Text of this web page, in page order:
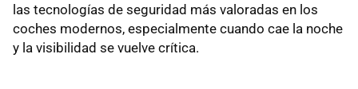
las tecnologías de seguridad más valoradas en los
coches modernos, especialmente cuando cae la noche
y la visibilidad se vuelve crítica.